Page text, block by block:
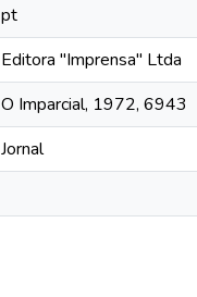
pt
Editora "Imprensa" Ltda
O Imparcial, 1972, 6943
Jornal